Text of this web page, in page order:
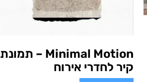
Minimal Motion – תמונת
קיר לחדרי אירוח